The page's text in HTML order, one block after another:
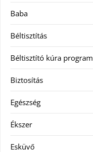
Baba
Béltisztítás
Béltisztító kúra program
Biztosítás
Egészség
Ékszer
Esküvő